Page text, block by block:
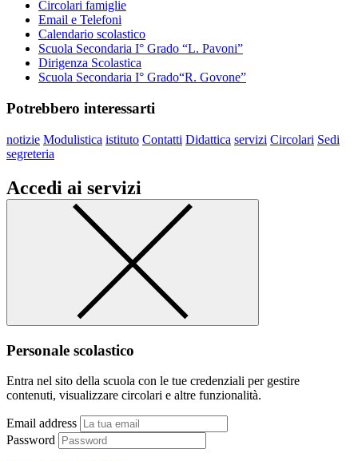
Circolari famiglie
Email e Telefoni
Calendario scolastico
Scuola Secondaria I° Grado “L. Pavoni”
Dirigenza Scolastica
Scuola Secondaria I° Grado“R. Govone”
Potrebbero interessarti
notizie Modulistica istituto Contatti Didattica servizi Circolari Sedi
segreteria
Accedi ai servizi
Personale scolastico
Entra nel sito della scuola con le tue credenziali per gestire
contenuti, visualizzare circolari e altre funzionalità.
Email address
Password